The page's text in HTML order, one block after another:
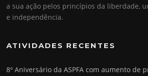
a sua ação pelos princípios da liberdade,
e independência.
ATIVIDADES RECENTES
8º Aniversário da ASPFA com aumento de